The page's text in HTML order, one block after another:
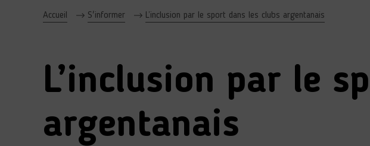
Accueil S'informer L’inclusion par le sport dans les clubs argentanais
L’inclusion par le
argentanais